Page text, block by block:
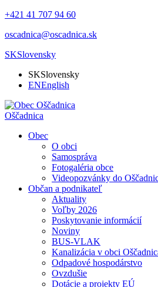
+421 41 707 94 60
oscadnica@oscadnica.sk
SKSlovensky
SKSlovensky
ENEnglish
Oščadnica
Obec
O obci
Samospráva
Fotogaléria obce
Videopozvánky do
Občan a podnikateľ
Aktuality
Voľby 2026
Poskytovanie informácií
Noviny
BUS-VLAK
Kanalizácia v obci
Odpadové hospodárstvo
Ovzdušie
Dotácie a projekty EÚ